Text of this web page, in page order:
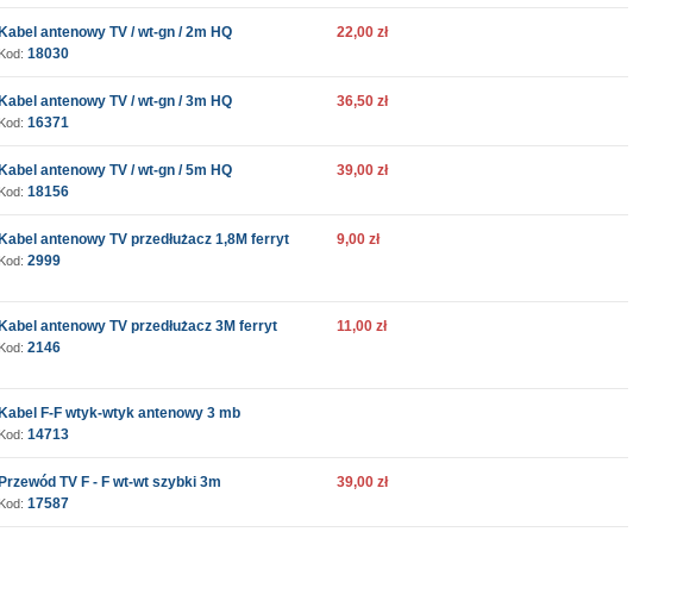
Kabel antenowy TV / wt-gn / 2m HQ
Kod: 18030
22,00 zł
Kabel antenowy TV / wt-gn / 3m HQ
Kod: 16371
36,50 zł
Kabel antenowy TV / wt-gn / 5m HQ
Kod: 18156
39,00 zł
Kabel antenowy TV przedłużacz 1,8M ferryt
Kod: 2999
9,00 zł
Kabel antenowy TV przedłużacz 3M ferryt
Kod: 2146
11,00 zł
Kabel F-F wtyk-wtyk antenowy 3 mb
Kod: 14713
Przewód TV F - F wt-wt szybki 3m
Kod: 17587
39,00 zł